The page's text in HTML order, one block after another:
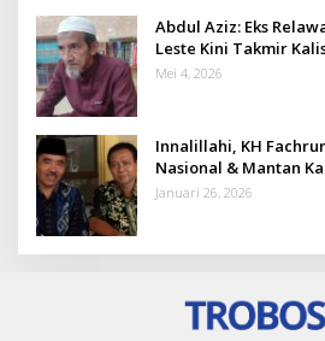
Abdul Aziz: Eks
Leste Kini Takmir
Mei 4, 2026
Innalillahi, KH
Nasional & Mantan
Penuh Teladan
Januari 26, 2026